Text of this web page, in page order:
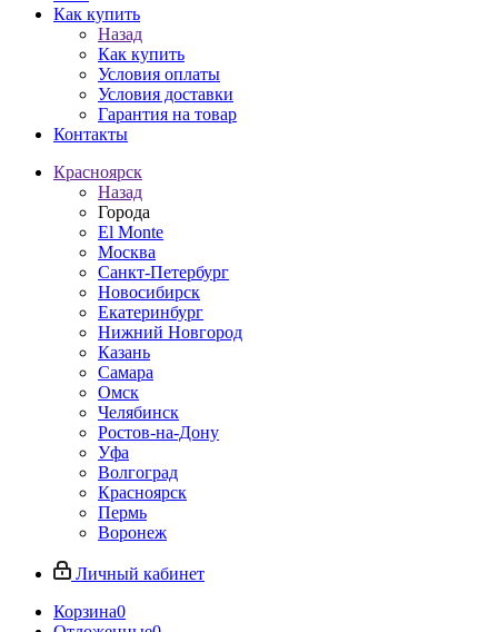
Как купить
Назад
Как купить
Условия оплаты
Условия доставки
Гарантия на товар
Контакты
Красноярск
Назад
Города
El Monte
Москва
Санкт-Петербург
Новосибирск
Екатеринбург
Нижний Новгород
Казань
Самара
Омск
Челябинск
Ростов-на-Дону
Уфа
Волгоград
Красноярск
Пермь
Воронеж
Личный кабинет
Корзина0